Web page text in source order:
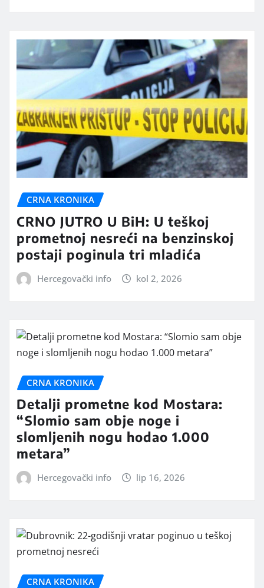
CRNA KRONIKA
CRNO JUTRO U BiH: U teškoj
prometnoj nesreći na benzinskoj
postaji poginula tri mladića
Hercegovački info kol 2, 2026
CRNA KRONIKA
Detalji prometne kod Mostara:
“Slomio sam obje noge i
slomljenih nogu hodao 1.000
metara”
Hercegovački info lip 16, 2026
CRNA KRONIKA